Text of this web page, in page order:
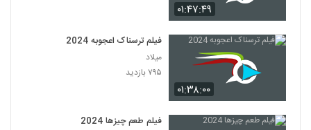
۰۱:۴۷:۴۹
۰۱:۳۸:۰۰
فیلم ترسناک اعجوبه 2024
میلاد
۷۹۵ بازدید
فیلم طعم چیزها 2024